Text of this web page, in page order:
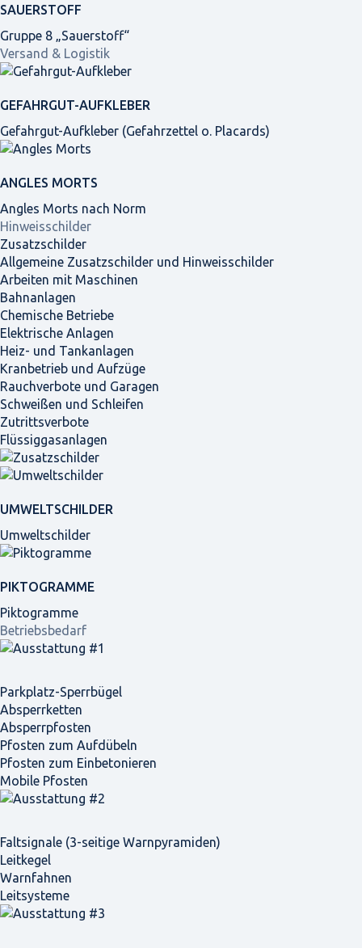
SAUERSTOFF
Gruppe 8 „Sauerstoff“
Versand & Logistik
GEFAHRGUT-AUFKLEBER
Gefahrgut-Aufkleber (Gefahrzettel o. Placards)
ANGLES MORTS
Angles Morts nach Norm
Hinweisschilder
Zusatzschilder
Allgemeine Zusatzschilder und Hinweisschilder
Arbeiten mit Maschinen
Bahnanlagen
Chemische Betriebe
Elektrische Anlagen
Heiz- und Tankanlagen
Kranbetrieb und Aufzüge
Rauchverbote und Garagen
Schweißen und Schleifen
Zutrittsverbote
Flüssiggasanlagen
UMWELTSCHILDER
Umweltschilder
PIKTOGRAMME
Piktogramme
Betriebsbedarf
Parkplatz-Sperrbügel
Absperrketten
Absperrpfosten
Pfosten zum Aufdübeln
Pfosten zum Einbetonieren
Mobile Pfosten
Faltsignale (3-seitige Warnpyramiden)
Leitkegel
Warnfahnen
Leitsysteme